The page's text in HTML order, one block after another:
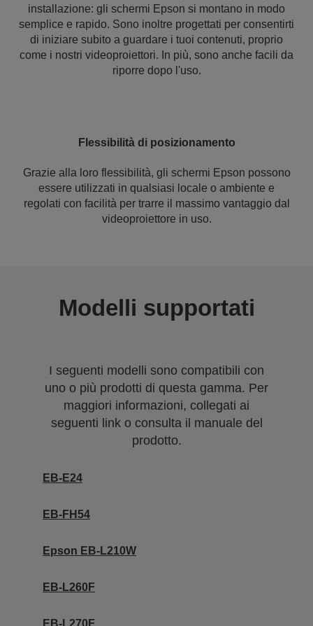
installazione: gli schermi Epson si montano in modo
semplice e rapido. Sono inoltre progettati per consentirti
di iniziare subito a guardare i tuoi contenuti, proprio
come i nostri videoproiettori. In più, sono anche facili da
riporre dopo l'uso.
Flessibilità di posizionamento
Grazie alla loro flessibilità, gli schermi Epson possono
essere utilizzati in qualsiasi locale o ambiente e
regolati con facilità per trarre il massimo vantaggio dal
videoproiettore in uso.
Modelli supportati
I seguenti modelli sono compatibili con
uno o più prodotti di questa gamma. Per
maggiori informazioni, collegati ai
seguenti link o consulta il manuale del
prodotto.
EB-E24
EB-FH54
Epson EB-L210W
EB-L260F
EB-L270F